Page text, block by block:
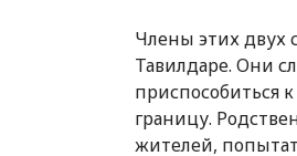
Члены этих двух
Тавилдаре. Они
приспособиться
границу.
жителей,